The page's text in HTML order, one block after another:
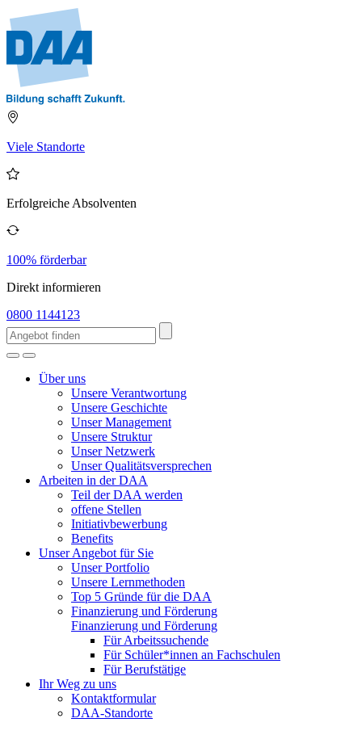
Viele Standorte
Erfolgreiche Absolventen
100% förderbar
Direkt informieren
0800 1144123
Über uns
Unsere Verantwortung
Unsere Geschichte
Unser Management
Unsere Struktur
Unser Netzwerk
Unser Qualitätsversprechen
Arbeiten in der DAA
Teil der DAA werden
offene Stellen
Initiativbewerbung
Benefits
Unser Angebot für Sie
Unser Portfolio
Unsere Lernmethoden
Top 5 Gründe für die DAA
Finanzierung und Förderung
Finanzierung und Förderung
Für Arbeitssuchende
Für Schüler*innen an Fachschulen
Für Berufstätige
Ihr Weg zu uns
Kontaktformular
DAA-Standorte